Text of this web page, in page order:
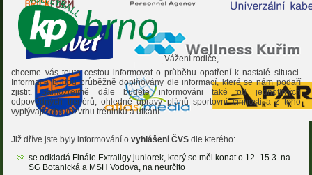
Vážení rodiče,
chceme vás touto cestou informovat o průběhu opatření k nastalé situaci.
Informace budou průběžně doplňovány dle informací, které se nám podaří
zjistit. Samozřejmě dále budete informováni také od jednotlivých
odpovědných trenérů, ohledně úpravy plánů sportovní činnosti a z toho
vyplývajícícho rozvrhu tréninků a utkání.
Již dříve jste byly informování ovyhlášení ČVS dle kterého:
se odkladá Finále Extraligy juniorek, který se měl konat o 12.-15.3. na
SG Botanická a MSH Vodova, na neurčito